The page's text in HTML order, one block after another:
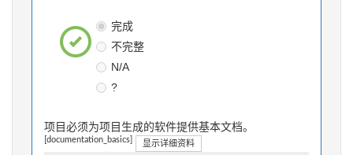
完成
不完整
N/A
?
项目必须为项目生成的软件提供基本文档。
[documentation_basics] 显示详细资料